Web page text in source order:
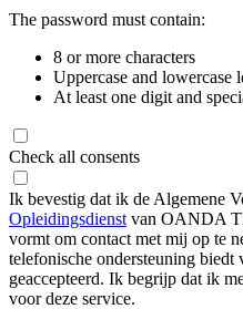
The password must contain:
8 or more characters
Uppercase and lowercase
At least one digit and
Check all consents
Ik bevestig dat ik de Algemene
Opleidingsdienst van OANDA
vormt om contact met mij op te
telefonische ondersteuning biedt
geaccepteerd. Ik begrijp dat ik
voor deze service.